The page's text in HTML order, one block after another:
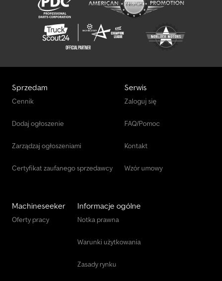
Sprzedam
Cennik
Dodaj ogłoszenie
Zarządzaj ogłoszeniami
Certyfikat zaufanego sprzedawcy
Serwis
Zaloguj się
FAQ/Pomoc
Kontakt
Wzór umowy
Machineseeker
Oferty pracy
Informacje ogólne
Notka prawna
Warunki użytkowania
Zasady rynku